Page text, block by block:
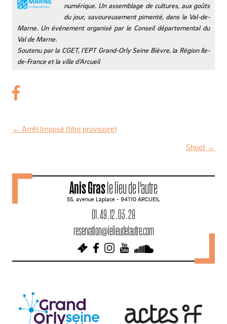
numérique. Un assemblage de cultures, aux goûts
du jour, savoureusement pimenté, dans le Val-de-
Marne. Un événement organisé par le Conseil départemental du
Val de Marne.
Soutenu par la CGET, l’EPT Grand-Orly Seine Bièvre, la Région Ile-
de-France et la ville d’Arcueil
v
g
o
← Arrêt Imposé (titre provisoire)
Shoot →
Anis Gras le lieu de l'autre
55, avenue Laplace - 94110 ARCUEIL
01 . 49 . 12 . 03 . 29
reservation@lelieudelautre.com